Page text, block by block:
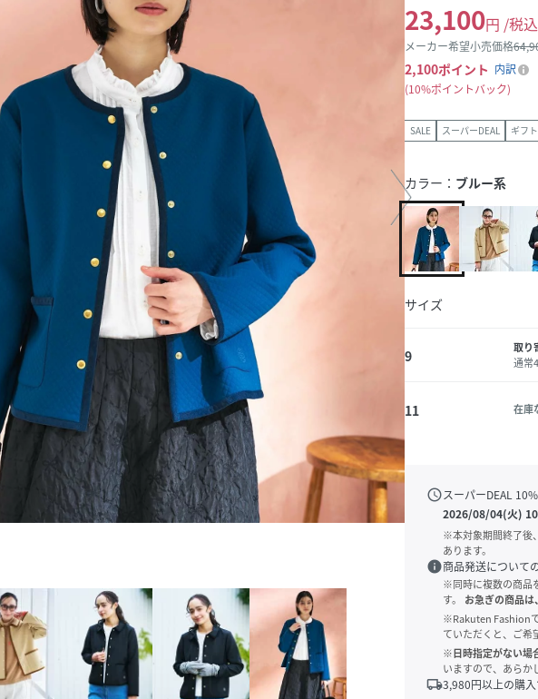
23,100円 /税込
メーカー希望小売価格
2,100ポイント 内訳
10%ポイントバック
SALE スーパーDEAL ギフ
カラー： ブルー系
サイズ
9
取り
通常
11 在庫
scheduleスーパーDEAL 10
2026/08/04(火)
※本対象期間終了後
あります。
info商品発送について
※同時に複数の商品
す。
お急ぎの商品は
※Rakuten Fashion
ていただくと、ご希
※日時指定がない場
いますので、あらか
local_shipping3,980円以上の購